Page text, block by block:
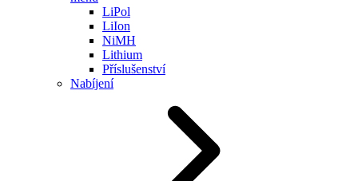
LiPol
LiIon
NiMH
Lithium
Příslušenství
Nabíjení